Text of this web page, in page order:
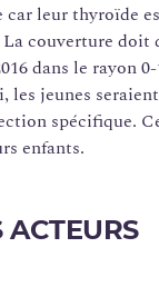
leur thyroïde
couverture doit
dans le rayon
les jeunes
spécifique.
enfants.